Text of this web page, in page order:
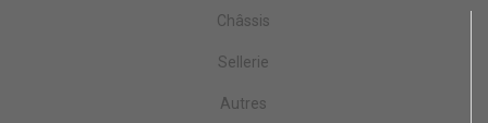
Châssis
Sellerie
Autres